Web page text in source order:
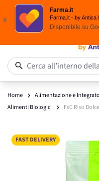
x
Farma.it
Farma.it - by Antica
Disponibile su
Salta al contenuto
Cerca all’interno
Home Alimentazione e
Alimenti Biologici
FsC Riso
FAST DELIVERY
Main image
Click to view image in fullscreen